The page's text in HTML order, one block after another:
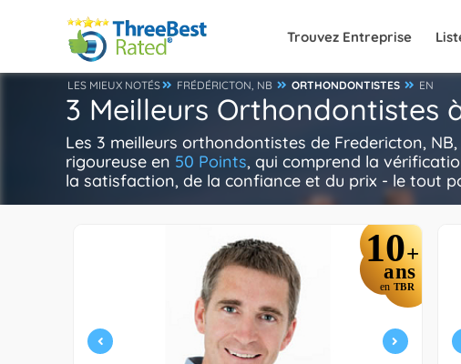
Trouvez Entreprise
LES MIEUX NOTÉS FRÉDÉRICTON, NB ORTHONDONTISTES EN
3 Meilleurs Orthondontistes
Les 3 meilleurs orthondontistes de Fredericton,
rigoureuse en 50 Points, qui comprend la
la satisfaction, de la confiance et du prix - le tout
10+
ans
en TBR